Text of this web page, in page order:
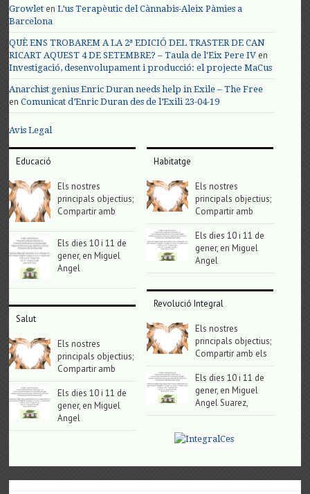
Growlet enL’us Terapèutic del Cànnabis-Aleix Pàmies a
Barcelona
QUÈ ENS TROBAREM A LA 2ª EDICIÓ DEL TRASTER DE CAN
RICART AQUEST 4 DE SETEMBRE? – Taula de l'Eix Pere IV en
Investigació, desenvolupament i producció: el projecte MaCus
Anarchist genius Enric Duran needs help in Exile – The Free
enComunicat d’Enric Duran des de l’Exili 23-04-19
Avis Legal
Educació
Els nostres
principals objectius;
Compartir amb
Els dies 10 i 11 de
gener, en Miguel
Angel
Salut
Els nostres
principals objectius;
Compartir amb
Els dies 10 i 11 de
gener, en Miguel
Angel
Habitatge
Els nostres
principals objectius;
Compartir amb
Els dies 10 i 11 de
gener, en Miguel
Angel
Revolució Integral
Els nostres
principals objectius;
Compartir amb els
Els dies 10 i 11 de
gener, en Miguel
Angel Suarez,